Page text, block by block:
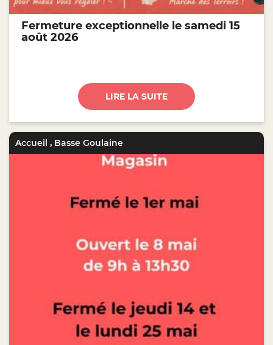
Fermeture exceptionnelle le samedi 15
août 2026
LIRE LA SUITE
Accueil , Basse Goulaine